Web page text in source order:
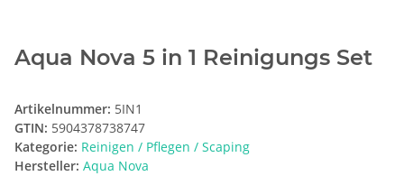
Aqua Nova 5 in 1 Reinigungs Set
Artikelnummer: 5IN1
GTIN: 5904378738747
Kategorie: Reinigen / Pflegen / Scaping
Hersteller: Aqua Nova